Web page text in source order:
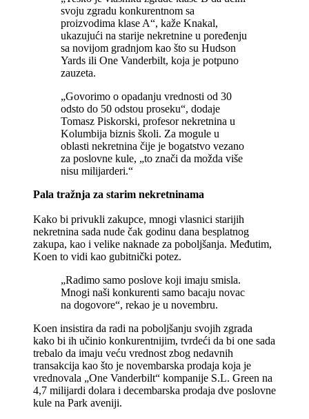
svoju zgradu konkurentnom sa
proizvodima klase A“, kaže Knakal,
ukazujući na starije nekretnine u poređenju
sa novijom gradnjom kao što su Hudson
Yards ili One Vanderbilt, koja je potpuno
zauzeta.
„Govorimo o opadanju vrednosti od 30
odsto do 50 odstou proseku“, dodaje
Tomasz Piskorski, profesor nekretnina u
Kolumbija biznis školi. Za mogule u
oblasti nekretnina čije je bogatstvo vezano
za poslovne kule, „to znači da možda više
nisu milijarderi.“
Pala tražnja za starim nekretninama
Kako bi privukli zakupce, mnogi vlasnici starijih
nekretnina sada nude čak godinu dana besplatnog
zakupa, kao i velike naknade za poboljšanja. Međutim,
Koen to vidi kao gubitnički potez.
„Radimo samo poslove koji imaju smisla.
Mnogi naši konkurenti samo bacaju novac
na dogovore“, rekao je u novembru.
Koen insistira da radi na poboljšanju svojih zgrada
kako bi ih učinio konkurentnijim, tvrdeći da bi one sada
trebalo da imaju veću vrednost zbog nedavnih
transakcija kao što je novembarska prodaja koja je
vrednovala „One Vanderbilt“ kompanije S.L. Green na
4,7 milijardi dolara i decembarska prodaja dve poslovne
kule na Park aveniji.